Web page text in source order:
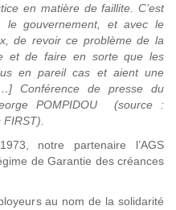
en matière de faillite. C’est
le gouvernement, et avec le
de revoir ce problème de la
et de faire en sorte que les
en pareil cas et aient une
Conférence de presse du
POMPIDOU (source :
notre partenaire l’AGS
de Garantie des créances
au nom de la solidarité